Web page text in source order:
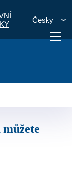
Česky